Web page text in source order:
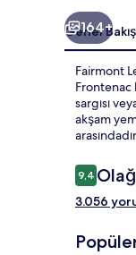
164+
Genel Bakış
Fairmont
Frontenac
sargısı
akşam
Yorumlar
9,49,4/10
3.056